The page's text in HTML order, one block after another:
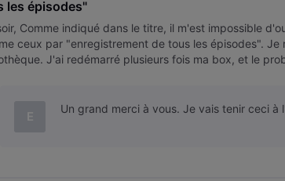
les épisodes"
Comme indiqué dans le titre, il m'est impossible
ceux par "enregistrement de tous les épisodes". Je
J'ai redémarré plusieurs fois ma box, et le
E
Un grand merci à vous. Je vais tenir ceci à